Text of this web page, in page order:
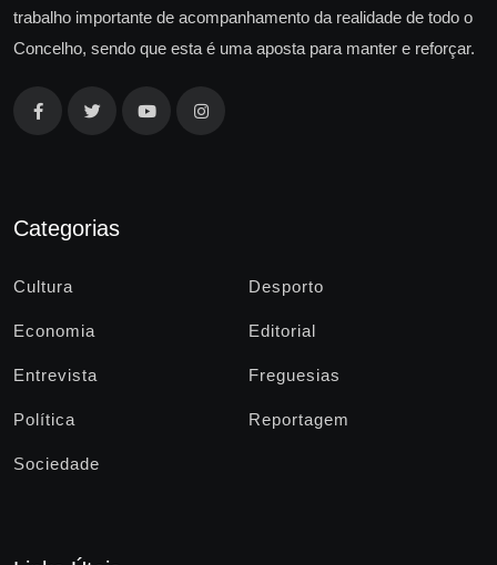
trabalho importante de acompanhamento da realidade de todo o
Concelho, sendo que esta é uma aposta para manter e reforçar.
Categorias
Cultura Desporto
Economia Editorial
Entrevista Freguesias
Política Reportagem
Sociedade